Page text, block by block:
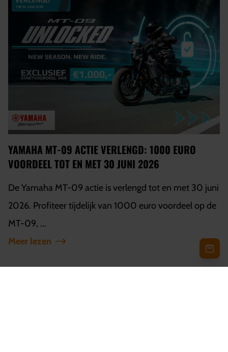
YAMAHA MT-09 ACTIE VERLENGD: 1000 EURO
VOORDEEL TOT EN MET 30 JUNI 2026
De Yamaha MT-09 actie is verlengd tot en met 30 juni
2026. Profiteer tijdelijk van 1000 euro voordeel op de
MT-09, ...
Meer lezen